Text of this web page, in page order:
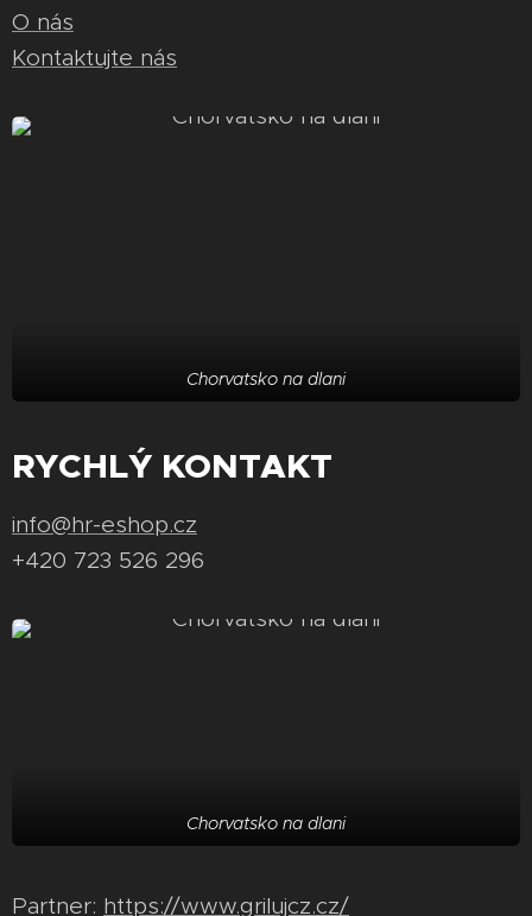
O nás
Kontaktujte nás
Chorvatsko na dlani
RYCHLÝ KONTAKT
info@hr-eshop.cz
+420 723 526 296
Chorvatsko na dlani
Partner: https://www.grilujcz.cz/